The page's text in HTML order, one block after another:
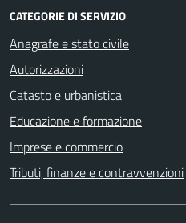
CATEGORIE DI SERVIZIO
Anagrafe e stato civile
Autorizzazioni
Catasto e urbanistica
Educazione e formazione
Imprese e commercio
Tributi, finanze e contravvenzioni